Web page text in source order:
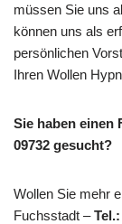
müssen Sie uns
können uns als
persönlichen
Ihren Wollen
Sie haben einen
09732 gesucht?
Wollen Sie mehr
Fuchsstadt –